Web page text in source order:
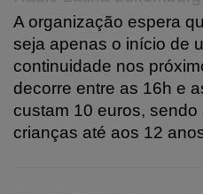
A organização espera
seja apenas o início de
continuidade nos
decorre entre as 16h e
custam 10 euros,
crianças até aos 12